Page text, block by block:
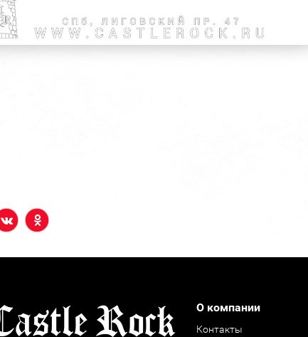
О компании
Контакты